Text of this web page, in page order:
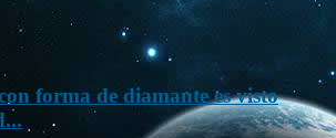
forma de diamante es visto